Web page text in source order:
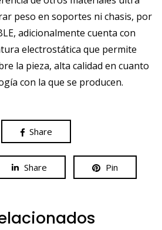
peso en soportes ni chasis, por
adicionalmente cuenta con
electrostática que permite
la pieza, alta calidad en cuanto
con la que se producen.
Share
Share Pin